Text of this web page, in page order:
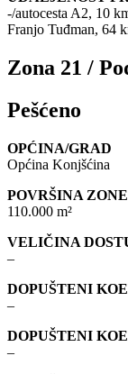
-/autocesta A2, 10
Franjo Tuđman, 64
Zona 21 /
Pešćeno
OPĆINA/GRAD
Općina Konjšćina
POVRŠINA ZONE
110.000 m²
VELIČINA
–
DOPUŠTENI
–
DOPUŠTENI
–